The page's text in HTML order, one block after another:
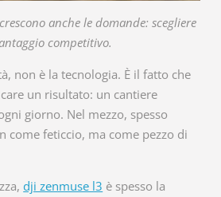
anche le domande: scegliere
competitivo.
non è la tecnologia. È il fatto che
un risultato: un cantiere
giorno. Nel mezzo, spesso
come feticcio, ma come pezzo di
dji zenmuse l3 è spesso la